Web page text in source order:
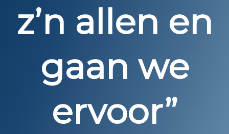
z’n allen en
gaan we
ervoor”